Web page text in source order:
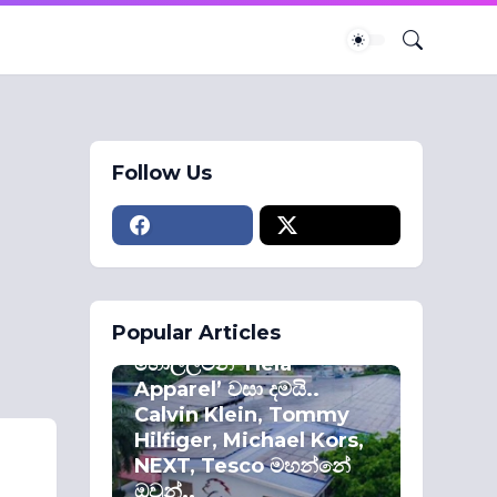
Follow Us
Popular Articles
කොළඹ කොටස්
හොල්ලමින් ‘Hela
Apparel’ වසා දමයි..
Calvin Klein, Tommy
Hilfiger, Michael Kors,
NEXT, Tesco මහන්නේ
ඔවුන්..